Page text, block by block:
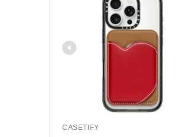
CASETiFY